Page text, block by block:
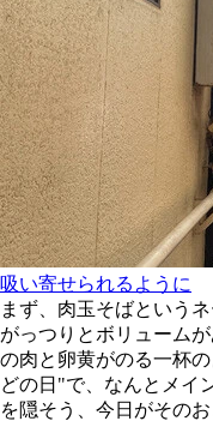
吸い寄せられるように
まず、肉玉そばという
がっつりとボリューム
の肉と卵黄がのる一杯
どの日"で、なんとメイ
を隠そう、今日がその